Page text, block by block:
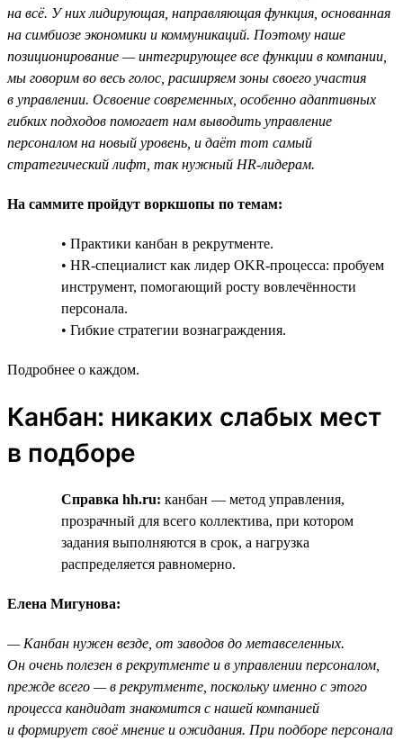
на всё. У них лидирующая, направляющая функция, основанная
на симбиозе экономики и коммуникаций. Поэтому наше
позиционирование — интегрирующее все функции в компании,
мы говорим во весь голос, расширяем зоны своего участия
в управлении. Освоение современных, особенно адаптивных
гибких подходов помогает нам выводить управление
персоналом на новый уровень, и даёт тот самый
стратегический лифт, так нужный HR-лидерам.
На саммите пройдут воркшопы по темам:
• Практики канбан в рекрутменте.
• HR-специалист как лидер OKR-процесса: пробуем
инструмент, помогающий росту вовлечённости
персонала.
• Гибкие стратегии вознаграждения.
Подробнее о каждом.
Канбан: никаких слабых мест
в подборе
Справка hh.ru: канбан — метод управления,
прозрачный для всего коллектива, при котором
задания выполняются в срок, а нагрузка
распределяется равномерно.
Елена Мигунова:
— Канбан нужен везде, от заводов до метавселенных.
Он очень полезен в рекрутменте и в управлении персоналом,
прежде всего — в рекрутменте, поскольку именно с этого
процесса кандидат знакомится с нашей компанией
и формирует своё мнение и ожидания. При подборе персонала